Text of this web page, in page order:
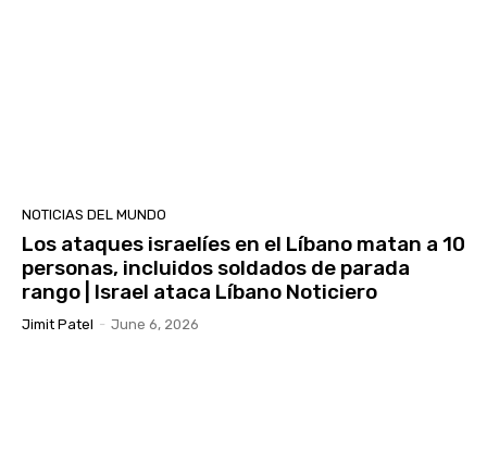
NOTICIAS DEL MUNDO
Los ataques israelíes en el Líbano matan a 10
personas, incluidos soldados de parada
rango | Israel ataca Líbano Noticiero
Jimit Patel - June 6, 2026